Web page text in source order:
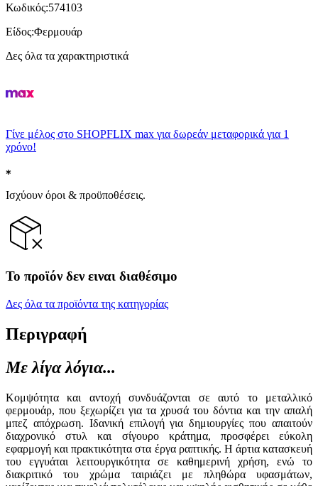
Κωδικός:574103
Είδος:Φερμουάρ
Δες όλα τα χαρακτηριστικά
Γίνε μέλος στο SHOPFLIX max για δωρεάν μεταφορικά για 1
χρόνο!
Ισχύουν όροι & προϋποθέσεις.
Το προϊόν δεν ειναι διαθέσιμο
Δες όλα τα προϊόντα της κατηγορίας
Περιγραφή
Με λίγα λόγια...
Κομψότητα και αντοχή συνδυάζονται σε αυτό το μεταλλικό
φερμουάρ, που ξεχωρίζει για τα χρυσά του δόντια και την απαλή
μπεζ απόχρωση. Ιδανική επιλογή για δημιουργίες που απαιτούν
διαχρονικό στυλ και σίγουρο κράτημα, προσφέρει εύκολη
εφαρμογή και πρακτικότητα στα έργα ραπτικής. Η άρτια κατασκευή
του εγγυάται λειτουργικότητα σε καθημερινή χρήση, ενώ το
διακριτικό του χρώμα ταιριάζει με πληθώρα υφασμάτων,